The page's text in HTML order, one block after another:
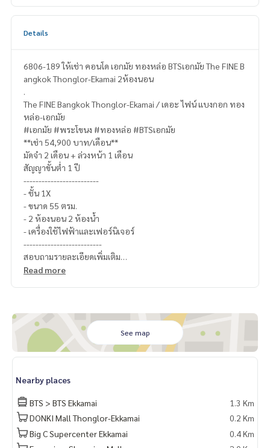
Details
6806-189 ให้เช่า คอนโด เอกมัย ทองหล่อ BTSเอกมัย The FINE B
angkok Thonglor-Ekamai 2ห้องนอน
.
The FINE Bangkok Thonglor-Ekamai / เดอะ ไฟน์ แบงกอก ทอง
หล่อ-เอกมัย
#เอกมัย #พระโขนง #ทองหล่อ #BTSเอกมัย
**เช่า 54,900 บาท/เดือน**
มัดจำ 2 เดือน + ล่วงหน้า 1 เดือน
สัญญาขั้นต่ำ 1 ปี
-------------------------
- ชั้น 1X
- ขนาด 55 ตรม.
- 2 ห้องนอน 2 ห้องน้ำ
- เครื่องใช้ไฟฟ้าและเฟอร์นิเจอร์
--------------------------
สอบถามรายละเอียดเพิ่มเติม
Line official : @matchingproperty (มี @ ข้างหน้า)
Whatsapp K.Belle
+66986542399
ดูทรัพย์อื่นๆเพิ่มเติม
https://www.matching-property.com/
รับฝากซื้อ ขาย เช่า ที่ดิน บ้าน ทาวเฮ้าส์ ทาวโฮม คอนโด อพาร์ทเม
ะบบเครือข่าย และใช้เทคโนโลยีล่าสุดในการทำการตลาดเพื่อหาลู
กค้าได้อย่างรวดเร็ว
Read more
See map
Nearby places
BTS > BTS Ekkamai
1.3 Km
DONKI Mall Thonglor-Ekkamai
0.2 Km
Big C Supercenter Ekkamai
0.4 Km